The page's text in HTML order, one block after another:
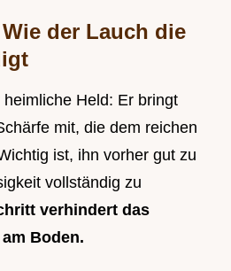
der Lauch die
Held: Er bringt
mit, die dem reichen
ist, ihn vorher gut zu
vollständig zu
verhindert das
Boden.